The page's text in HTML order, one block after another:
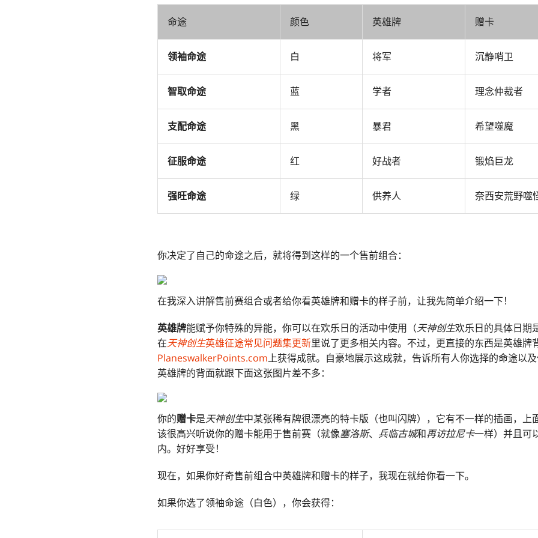
命途 颜色 英雄牌 赠卡
领袖命途 白 将军 沉静哨卫
智取命途 蓝 学者 理念仲裁者
支配命途 黑 暴君 希望噬魔
征服命途 红 好战者 锻焰巨龙
强旺命途 绿 供养人 奈西安荒野噬
你决定了自己的命途之后，就将得到这样的一个售前组合：
在我深入讲解售前赛组合或者给你看英雄牌和赠卡的样子前，让我先简单介绍一下！
英雄牌能赋予你特殊的异能，你可以在欢乐日的活动中使用（天神创生欢乐日的具体日期
在天神创生英雄征途常见问题集更新里说了更多相关内容。不过，更直接的东西是英雄牌
PlaneswalkerPoints.com上获得成就。自豪地展示这成就，告诉所有人你选择的命途以
英雄牌的背面就跟下面这张图片差不多：
你的赠卡是天神创生中某张稀有牌很漂亮的特卡版（也叫闪牌），它有不一样的插画，上
该很高兴听说你的赠卡能用于售前赛（就像塞洛斯、 兵临古城和再访拉尼卡一样）并且可
内。好好享受！
现在，如果你好奇售前组合中英雄牌和赠卡的样子，我现在就给你看一下。
如果你选了领袖命途（白色），你会获得：